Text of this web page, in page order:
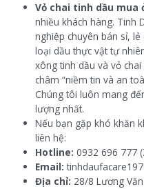
Vỏ chai tinh dầu mua
nhiều khách hàng. Tinh
nghiệp chuyên bán sỉ,
loại dầu thực vật tự
xông tinh dầu và vỏ
châm “niềm tin và an
Chúng tôi luôn mang
lượng nhất.
Nếu bạn gặp khó khăn
liên hệ:
Hotline: 0932 696 777
Email:
Địa chỉ: 28/8 Lương